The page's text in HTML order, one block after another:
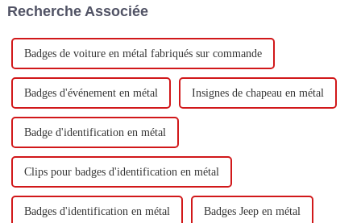
Recherche Associée
Badges de voiture en métal fabriqués sur commande
Badges d'événement en métal Insignes de chapeau en métal
Badge d'identification en métal
Clips pour badges d'identification en métal
Badges d'identification en métal Badges Jeep en métal